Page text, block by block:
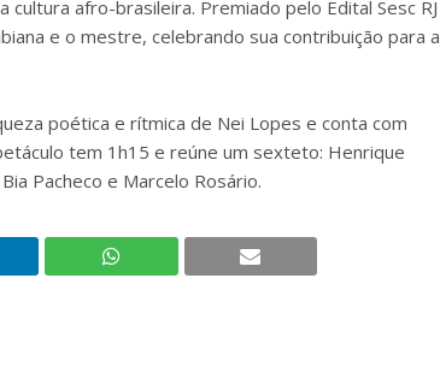
afro-brasileira. Premiado pelo Edital Sesc RJ
e o mestre, celebrando sua contribuição para a
poética e rítmica de Nei Lopes e conta com
tem 1h15 e reúne um sexteto: Henrique
Pacheco e Marcelo Rosário.